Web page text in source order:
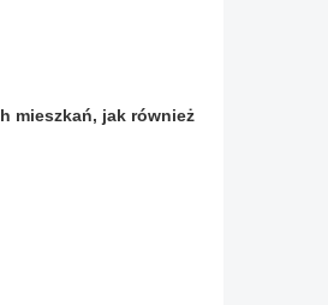
mieszkań, jak również